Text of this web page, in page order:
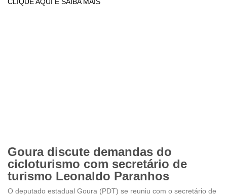
Goura discute demandas do
cicloturismo com secretário de
turismo Leonaldo Paranhos
O deputado estadual Goura (PDT) se reuniu com o secretário de